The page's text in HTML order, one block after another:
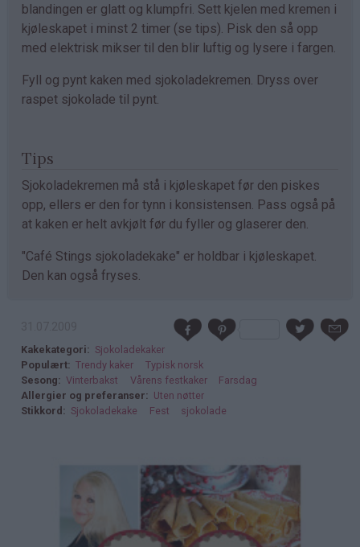
blandingen er glatt og klumpfri. Sett kjelen med kremen i
kjøleskapet i minst 2 timer (se tips). Pisk den så opp
med elektrisk mikser til den blir luftig og lysere i fargen.
Fyll og pynt kaken med sjokoladekremen. Dryss over
raspet sjokolade til pynt.
Tips
Sjokoladekremen må stå i kjøleskapet før den piskes
opp, ellers er den for tynn i konsistensen. Pass også på
at kaken er helt avkjølt før du fyller og glaserer den.
"Café Stings sjokoladekake" er holdbar i kjøleskapet.
Den kan også fryses.
Kakekategori
Sjokoladekaker
Populært
Trendy kaker
Typisk norsk
Sesong
Vinterbakst Vårens festkaker
Farsdag
Allergier og preferanser
Uten nøtter
Stikkord
Sjokoladekake Fest sjokolade